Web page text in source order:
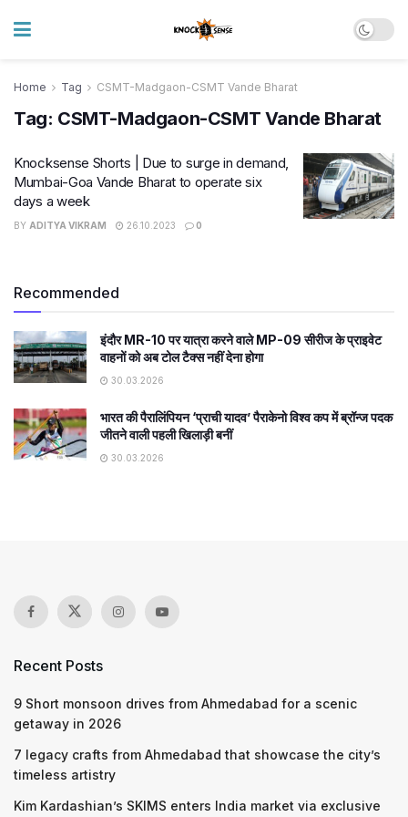
Home Tag CSMT-Madgaon-CSMT Vande Bharat
Tag: CSMT-Madgaon-CSMT Vande Bharat
Knocksense Shorts | Due to surge in demand,
Mumbai-Goa Vande Bharat to operate six
days a week
BY ADITYA VIKRAM 26.10.2023 0
Recommended
इंदौर MR-10 पर यात्रा करने वाले MP-09 सीरीज के प्राइवेट
वाहनों को अब टोल टैक्स नहीं देना होगा
30.03.2026
भारत की पैरालिंपियन ‘प्राची यादव’ पैराकेनो विश्व कप में ब्रॉन्ज पदक
जीतने वाली पहली खिलाड़ी बनीं
30.03.2026
Recent Posts
9 Short monsoon drives from Ahmedabad for a scenic
getaway in 2026
7 legacy crafts from Ahmedabad that showcase the city’s
timeless artistry
Kim Kardashian’s SKIMS enters India market via exclusive